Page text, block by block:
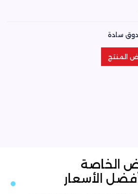
سادة
المنتج
المنتج
الخاصة
الأسعار